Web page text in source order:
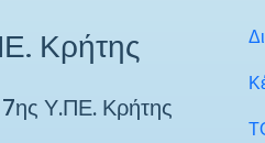
Κρήτης
7ης Υ.ΠΕ. Κρήτης